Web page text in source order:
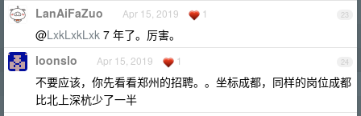
23
LanAiFaZuo Apr 15, 2019 1
@LxkLxkLxk 7 年了。厉害。
24
loonslo Apr 15, 2019 1
不要应该，你先看看郑州的招聘。。坐标成都，同样的岗位成都
比北上深杭少了一半